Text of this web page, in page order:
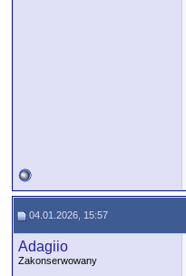
04.01.2026, 15:57
Adagiio
Zakonserwowany